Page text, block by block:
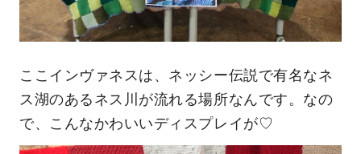
ここインヴァネスは、ネッシー伝説で有名なネ
ス湖のあるネス川が流れる場所なんです。なの
で、こんなかわいいディスプレイが♡